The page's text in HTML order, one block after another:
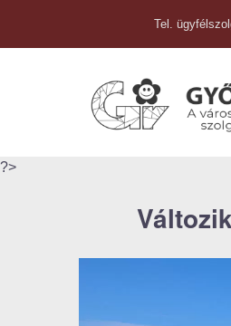
Tel.
?>